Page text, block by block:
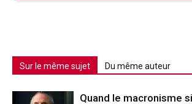
Sur le même sujet Du même auteur
Quand le macronisme